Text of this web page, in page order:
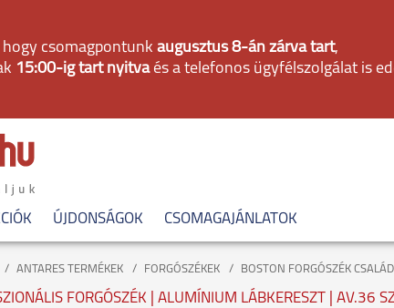
csomagpontunk augusztus 8-án zárva tart,
15:00-ig tart nyitvaés a telefonos ügyfélszolgálat is
ÚJDONSÁGOK CSOMAGAJÁNLATOK
ANTARES TERMÉKEK FORGÓSZÉKEK BOSTON FORGÓSZÉK CSALÁD
FORGÓSZÉK | ALUMÍNIUM LÁBKERESZT | AV.36